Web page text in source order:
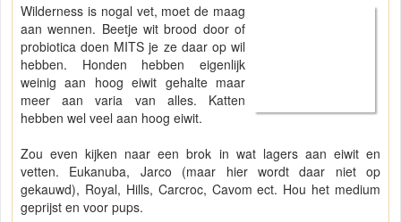
Wilderness is nogal vet, moet de maag
aan wennen. Beetje wit brood door of
probiotica doen MITS je ze daar op wil
hebben. Honden hebben eigenlijk
weinig aan hoog eiwit gehalte maar
meer aan varia van alles. Katten
hebben wel veel aan hoog eiwit.
Zou even kijken naar een brok in wat lagers aan eiwit en
vetten. Eukanuba, Jarco (maar hier wordt daar niet op
gekauwd), Royal, Hills, Carcroc, Cavom ect. Hou het medium
geprijst en voor pups.